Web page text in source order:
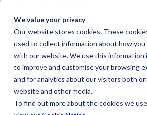
We value your privacy
Our website stores cookies. These
used to collect information about how
with our website. We use this information
to improve and customise your browsing
and for analytics about our visitors both
website and other media.
To find out more about the cookies we
AchillesAI